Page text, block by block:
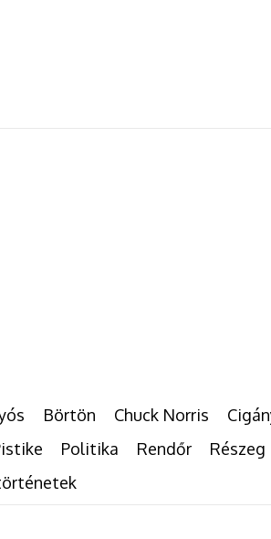
Börtön Chuck Norris
Politika Rendőr Részeg